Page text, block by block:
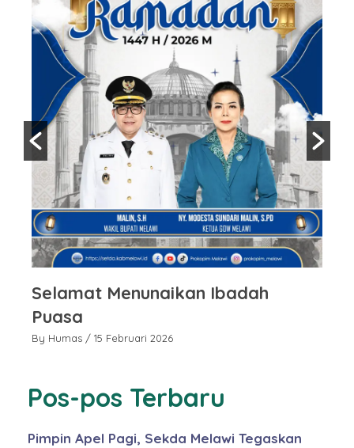
Selamat Menunaikan Ibadah
Puasa
By Humas / 15 Februari 2026
Pos-pos Terbaru
Pimpin Apel Pagi, Sekda Melawi Tegaskan